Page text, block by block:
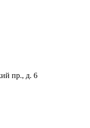
пр., д. 6